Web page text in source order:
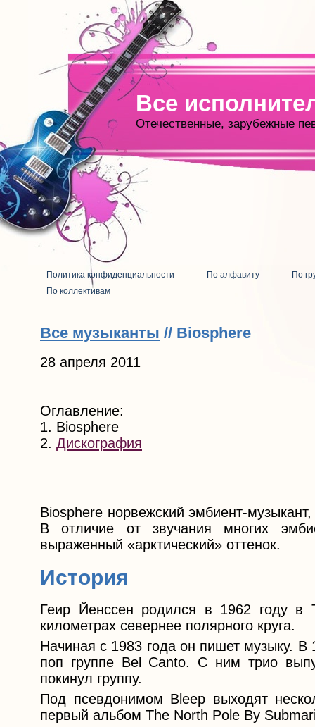
Все
Отечественные, зарубежные
Политика конфиденциальности По алфавиту
По
По коллективам
Все музыканты // Biosphere
28 апреля 2011
Оглавление:
1. Biosphere
2. Дискография
Biosphere норвежский эмбиент-
В отличие от звучания многих
выраженный «арктический» оттенок.
История
Геир Йенссен родился в 1962 году в
километрах севернее полярного круга.
Начиная с 1983 года он пишет музыку. В
поп группе Bel Canto. С ним трио
покинул группу.
Под псевдонимом Bleep выходят
первый альбом The North Pole By